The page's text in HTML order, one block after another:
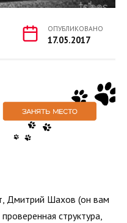
ОПУБЛИКОВАНО
17.05.2017
Дмитрий Шахов (он вам
структура,